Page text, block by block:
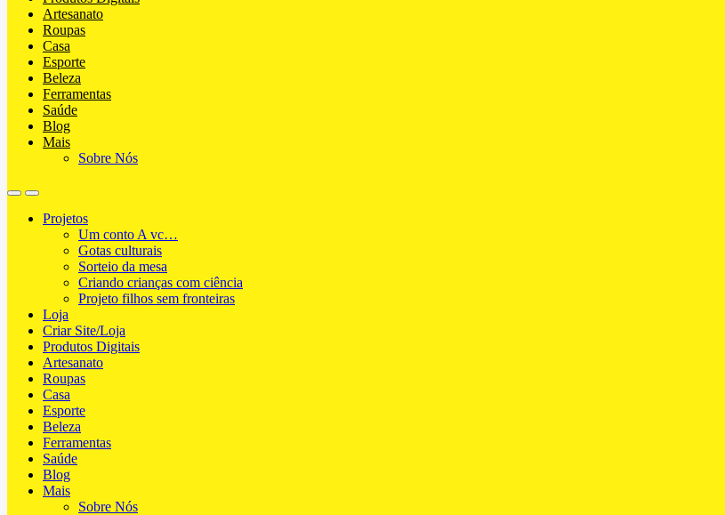
Artesanato
Roupas
Casa
Esporte
Beleza
Ferramentas
Saúde
Blog
Mais
Sobre Nós
Projetos
Um conto A vc…
Gotas culturais
Sorteio da mesa
Criando crianças com ciência
Projeto filhos sem fronteiras
Loja
Criar Site/Loja
Produtos Digitais
Artesanato
Roupas
Casa
Esporte
Beleza
Ferramentas
Saúde
Blog
Mais
Sobre Nós